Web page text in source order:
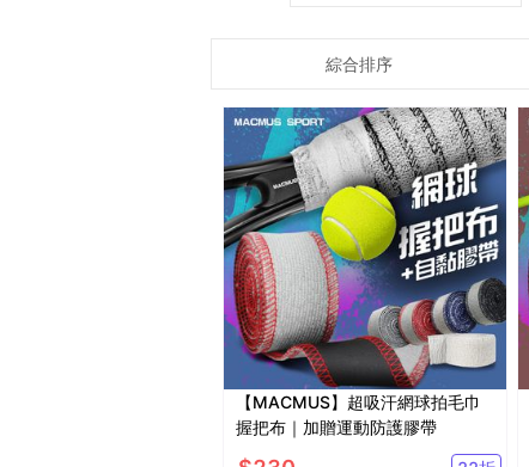
綜合排序
【MACMUS】超吸汗網球拍毛巾
握把布｜加贈運動防護膠帶